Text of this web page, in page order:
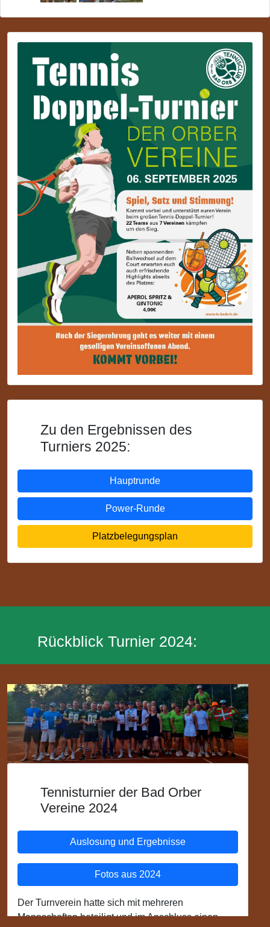
Zu den Ergebnissen des
Turniers 2025:
Hauptrunde
Power-Runde
Platzbelegungsplan
Rückblick Turnier 2024:
Tennisturnier der Bad Orber
Vereine 2024
Auslosung und Ergebnisse
Fotos aus 2024
Der Turnverein hatte sich mit mehreren
Mannschaften beteiligt und im Anschluss einen